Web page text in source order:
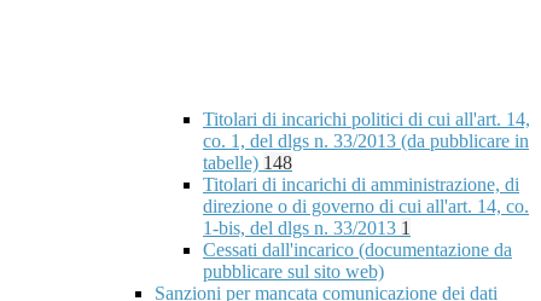
Titolari di incarichi politici di cui all'art. 14,
co. 1, del dlgs n. 33/2013 (da pubblicare in
tabelle) 148
Titolari di incarichi di amministrazione, di
direzione o di governo di cui all'art. 14, co.
1-bis, del dlgs n. 33/2013 1
Cessati dall'incarico (documentazione da
pubblicare sul sito web)
Sanzioni per mancata comunicazione dei dati